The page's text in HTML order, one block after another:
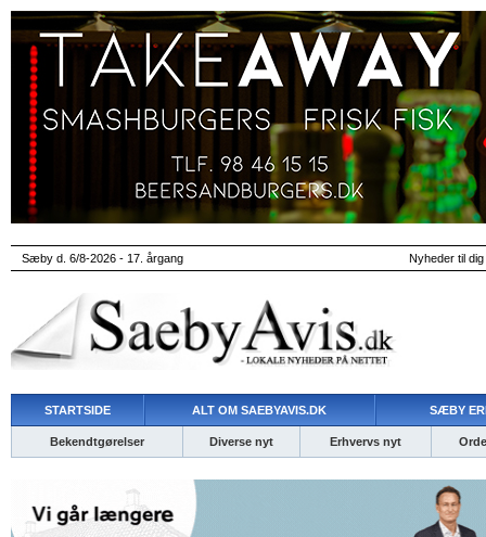
Sæby d. 6/8-2026 - 17. årgang Nyheder til
STARTSIDE ALT OM SAEBYAVIS.DK SÆBY
Bekendtgørelser Diverse nyt Erhvervs nyt